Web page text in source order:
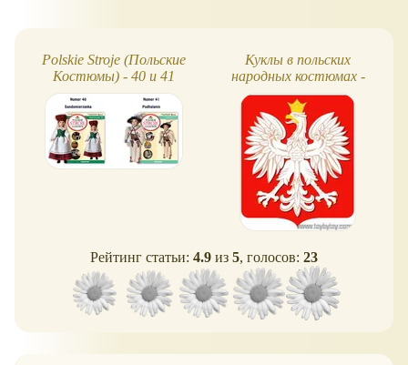
Polskie Stroje (Польские
Костюмы) - 40 и 41
номера
Куклы в польских
народных костюмах -
описание (1-10 выпуски)
Рейтинг статьи: 4.9 из 5, голосов: 23